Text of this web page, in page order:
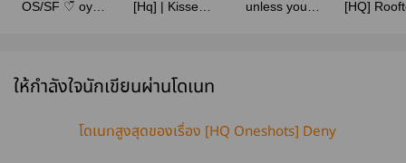
OS/SF ♡̆̈ oya
[Hq] | Kisses
unless you
[HQ]
ให้กำลังใจนักเขียนผ่านโดเนท
โดเนทสูงสุดของเรื่อง [HQ Oneshots] Deny